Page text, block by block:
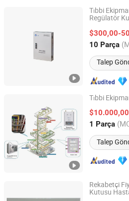
Tıbbi
Regülatör
$300,00-
10 Parça
Talep
Hunan Eter Medical Co., Ltd.
Hunan, China Fiyat
Tıbbi
1 Parça
Talep
Hunan Eter Medical Co., Ltd.
Hunan, China Fiyat
Rekabetçi
Kutusu
Hunan Eter Medical Co., Ltd.